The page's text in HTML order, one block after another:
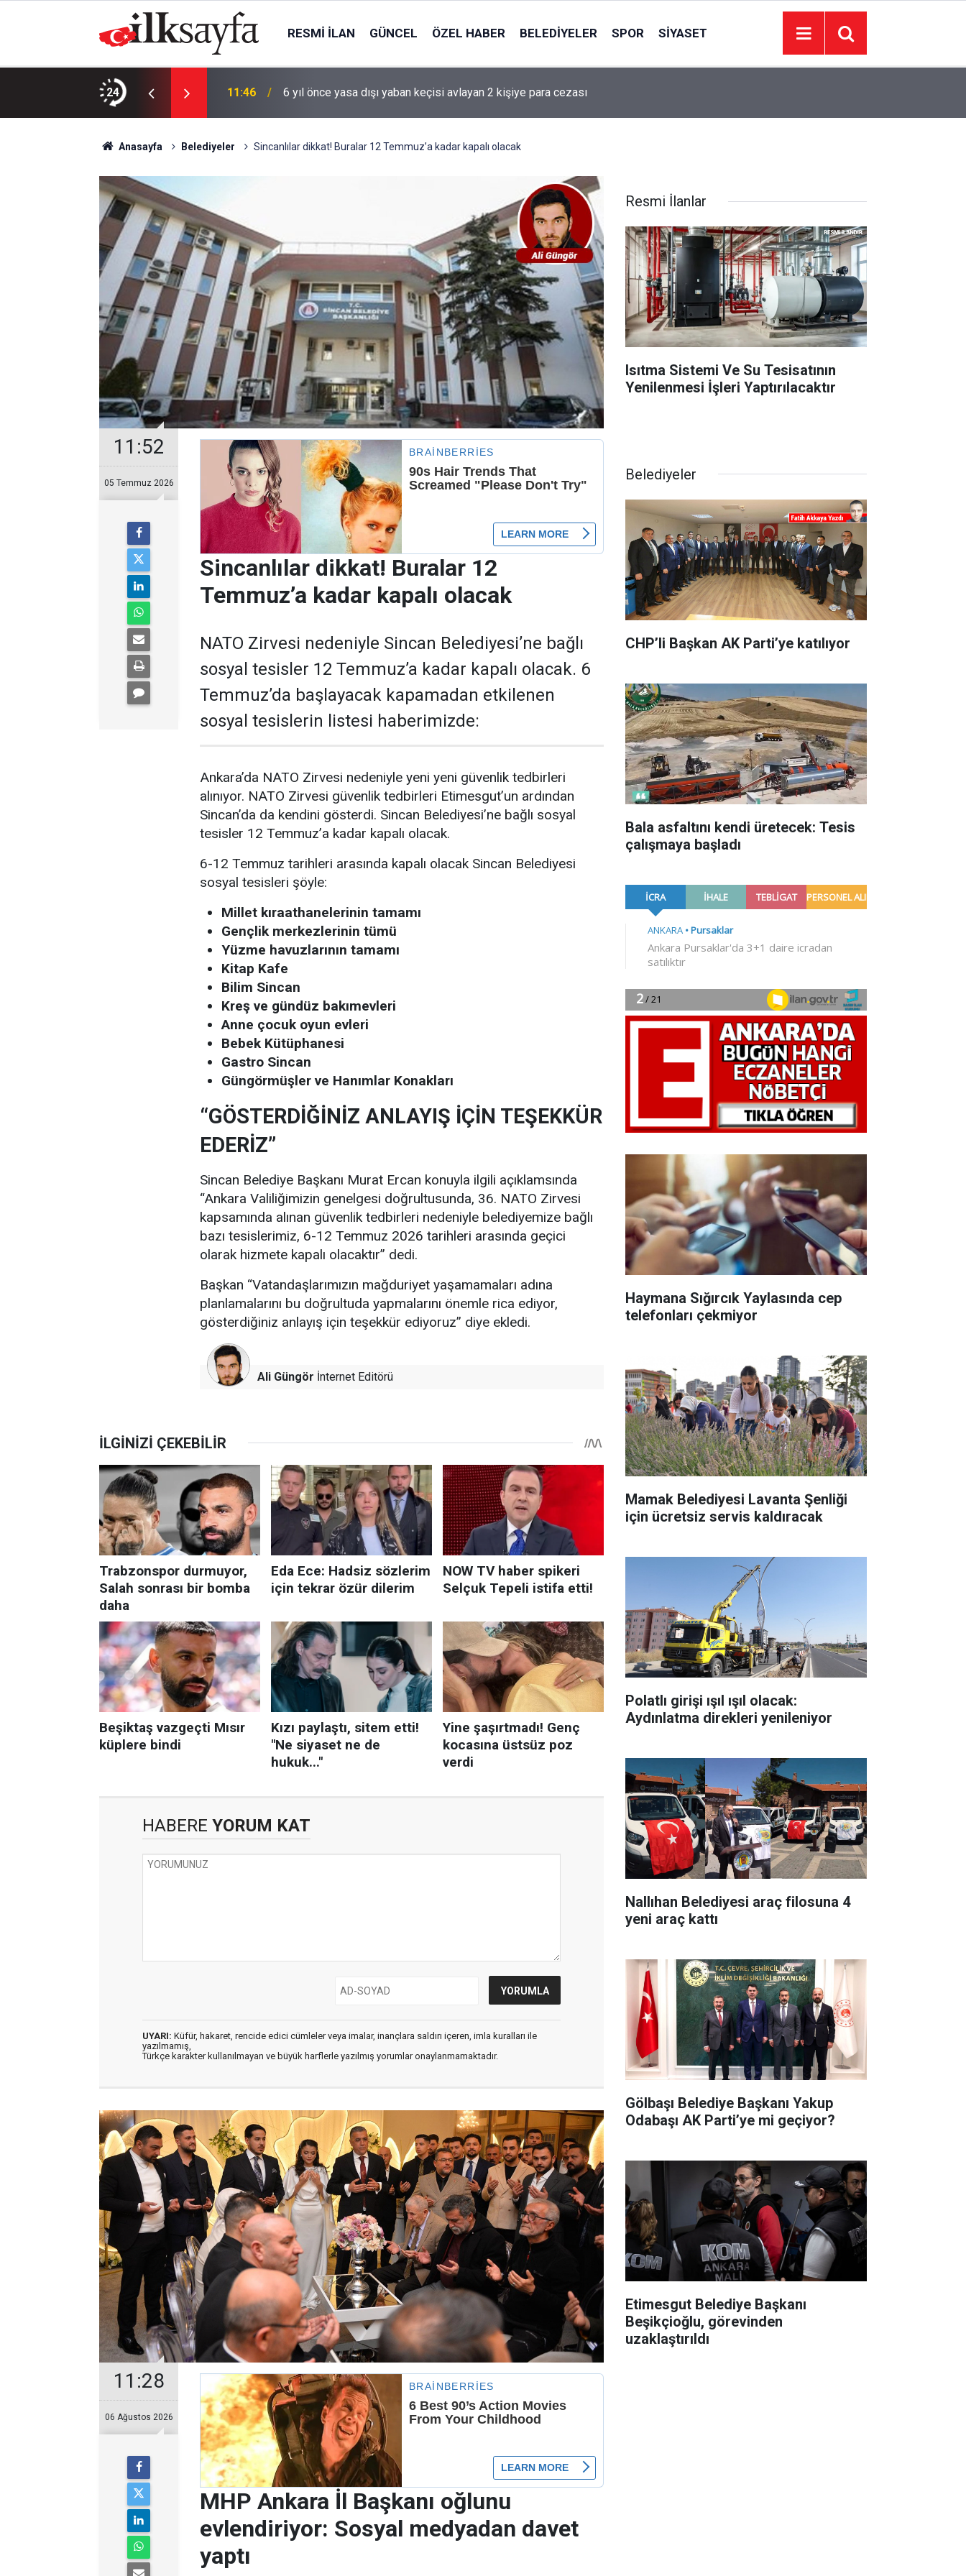
RESMI İLAN GÜNCEL ÖZEL HABER BELEDIYELER SPOR SIYASET
24
bozuk midye yakalandı 11:46 6 yıl önce yasa dışı yaban keçisi avlayan 2 kişiye para cezası
Anasayfa Belediyeler Sincanlılar dikkat! Buralar 12 Temmuz’a kadar kapalı olacak
11:52
05 Temmuz 2026
Sincanlılar dikkat! Buralar 12
Temmuz’a kadar kapalı olacak
NATO Zirvesi nedeniyle Sincan Belediyesi’ne bağlı
sosyal tesisler 12 Temmuz’a kadar kapalı olacak. 6
Temmuz’da başlayacak kapamadan etkilenen
sosyal tesislerin listesi haberimizde:
Ankara’da NATO Zirvesi nedeniyle yeni yeni güvenlik tedbirleri
alınıyor. NATO Zirvesi güvenlik tedbirleri Etimesgut’un ardından
Sincan’da da kendini gösterdi. Sincan Belediyesi’ne bağlı sosyal
tesisler 12 Temmuz’a kadar kapalı olacak.
6-12 Temmuz tarihleri arasında kapalı olacak Sincan Belediyesi
sosyal tesisleri şöyle:
Millet kıraathanelerinin tamamı
Gençlik merkezlerinin tümü
Yüzme havuzlarının tamamı
Kitap Kafe
Bilim Sincan
Kreş ve gündüz bakımevleri
Anne çocuk oyun evleri
Bebek Kütüphanesi
Gastro Sincan
Güngörmüşler ve Hanımlar Konakları
“GÖSTERDİĞİNİZ ANLAYIŞ İÇİN TEŞEKKÜR
EDERİZ”
Sincan Belediye Başkanı Murat Ercan konuyla ilgili açıklamsında
“Ankara Valiliğimizin genelgesi doğrultusunda, 36. NATO Zirvesi
kapsamında alınan güvenlik tedbirleri nedeniyle belediyemize bağlı
bazı tesislerimiz, 6-12 Temmuz 2026 tarihleri arasında geçici
olarak hizmete kapalı olacaktır” dedi.
Başkan “Vatandaşlarımızın mağduriyet yaşamamaları adına
planlamalarını bu doğrultuda yapmalarını önemle rica ediyor,
gösterdiğiniz anlayış için teşekkür ediyoruz” diye ekledi.
Ali Güngör İnternet Editörü
HABERE YORUM KAT
UYARI: Küfür, hakaret, rencide edici cümleler veya imalar, inançlara saldırı içeren, imla kuralları ile
yazılmamış,
Türkçe karakter kullanılmayan ve büyük harflerle yazılmış yorumlar onaylanmamaktadır.
11:28
06 Ağustos 2026
MHP Ankara İl Başkanı oğlunu
evlendiriyor: Sosyal medyadan davet
yaptı
Resmi İlanlar
Isıtma Sistemi Ve Su Tesisatının
Yenilenmesi İşleri Yaptırılacaktır
Belediyeler
CHP’li Başkan AK Parti’ye katılıyor
Bala asfaltını kendi üretecek: Tesis
çalışmaya başladı
Haymana Sığırcık Yaylasında cep
telefonları çekmiyor
Mamak Belediyesi Lavanta Şenliği
için ücretsiz servis kaldıracak
Polatlı girişi ışıl ışıl olacak:
Aydınlatma direkleri yenileniyor
Nallıhan Belediyesi araç filosuna 4
yeni araç kattı
Gölbaşı Belediye Başkanı Yakup
Odabaşı AK Parti’ye mi geçiyor?
Etimesgut Belediye Başkanı
Beşikçioğlu, görevinden
uzaklaştırıldı